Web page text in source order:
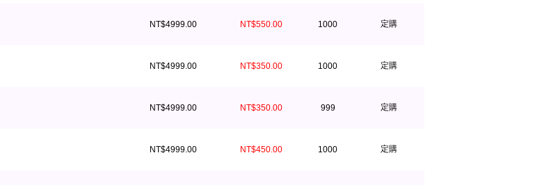
NT$4999.00 NT$550.00 1000 定購
NT$4999.00 NT$350.00 1000 定購
NT$4999.00 NT$350.00 999 定購
NT$4999.00 NT$450.00 1000 定購